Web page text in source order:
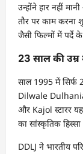
उन्होंने हार नहीं
तौर पर काम
जैसी फिल्मों में पर्दे
23 साल की
साल 1995 में सिर्फ
Dilwale
और Kajol स्टारर यह
का सांस्कृतिक
DDLJ ने भारतीय